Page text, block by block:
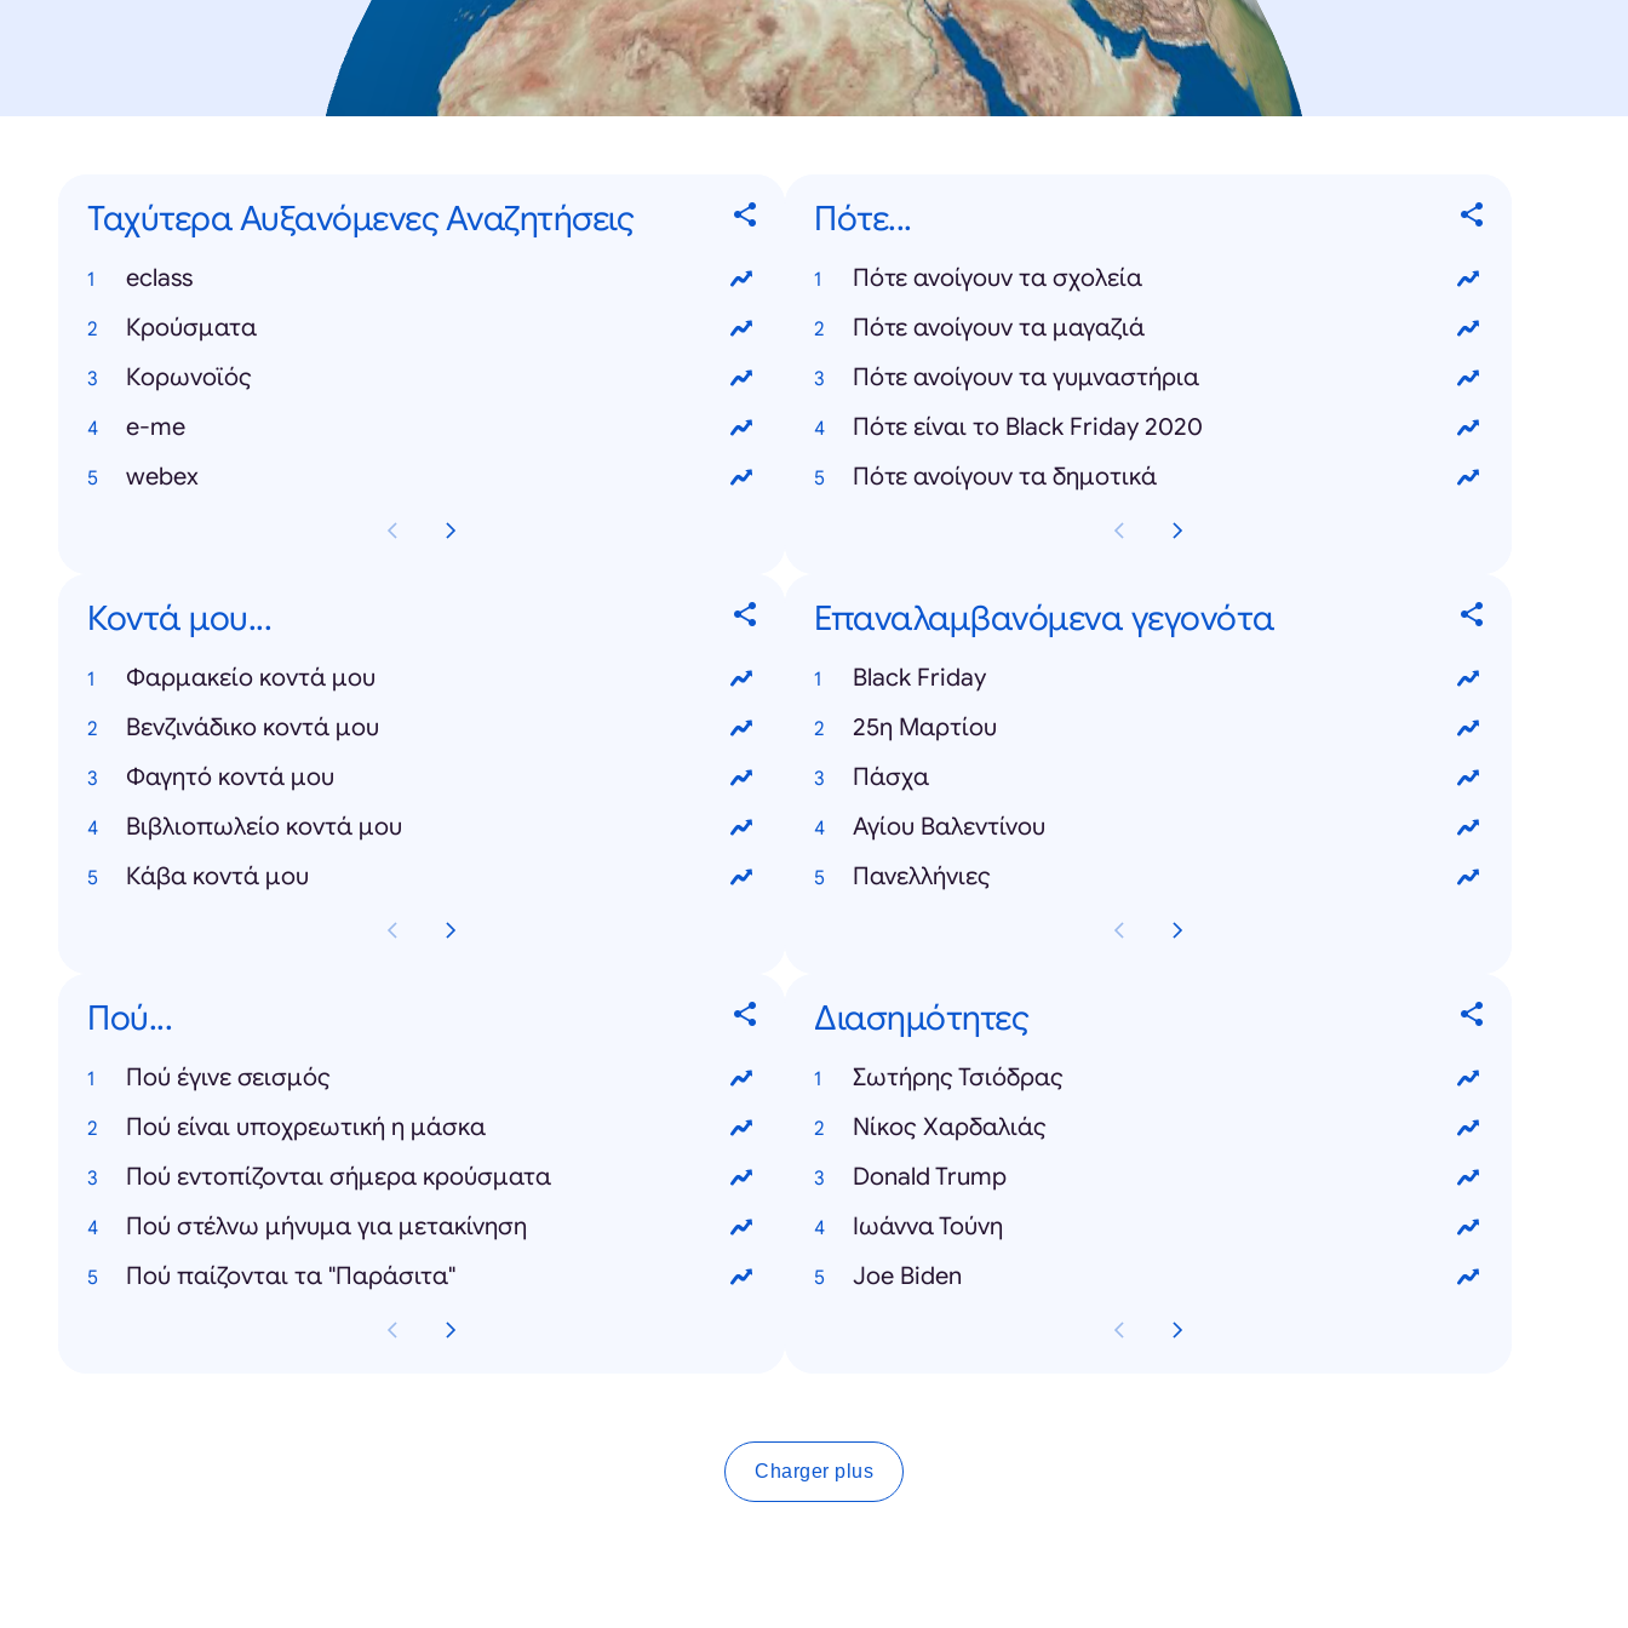
Ταχύτερα Αυξανόμενες Αναζητήσεις
eclass
Κρούσματα
Κορωνοϊός
e-me
webex
Πότε...
Πότε ανοίγουν τα σχολεία
Πότε ανοίγουν τα μαγαζιά
Πότε ανοίγουν τα γυμναστήρια
Πότε είναι το Black Friday 2020
Πότε ανοίγουν τα δημοτικά
Κοντά μου...
Φαρμακείο κοντά μου
Βενζινάδικο κοντά μου
Φαγητό κοντά μου
Βιβλιοπωλείο κοντά μου
Κάβα κοντά μου
Επαναλαμβανόμενα γεγονότα
Black Friday
25η Μαρτίου
Πάσχα
Αγίου Βαλεντίνου
Πανελλήνιες
Πού...
Πού έγινε σεισμός
Πού είναι υποχρεωτική η μάσκα
Πού εντοπίζονται σήμερα κρούσματα
Πού στέλνω μήνυμα για μετακίνηση
Πού παίζονται τα "Παράσιτα"
Διασημότητες
Σωτήρης Τσιόδρας
Νίκος Χαρδαλιάς
Donald Trump
Ιωάννα Τούνη
Joe Biden
Charger plus